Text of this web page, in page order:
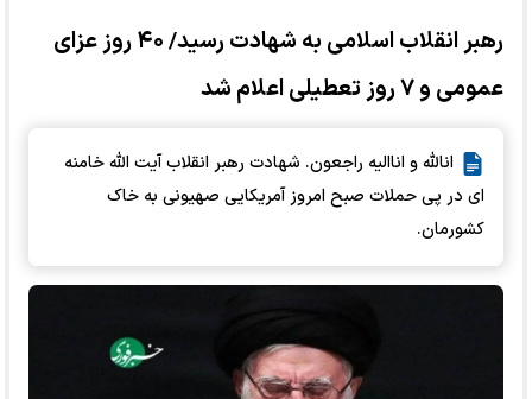
رهبر انقلاب اسلامی به شهادت رسید/ ۴۰ روز عزای
عمومی و ۷ روز تعطیلی اعلام شد
انالله و اناالیه راجعون. شهادت رهبر انقلاب آیت الله خامنه
ای در پی حملات صبح امروز آمریکایی صهیونی به خاک
کشورمان.